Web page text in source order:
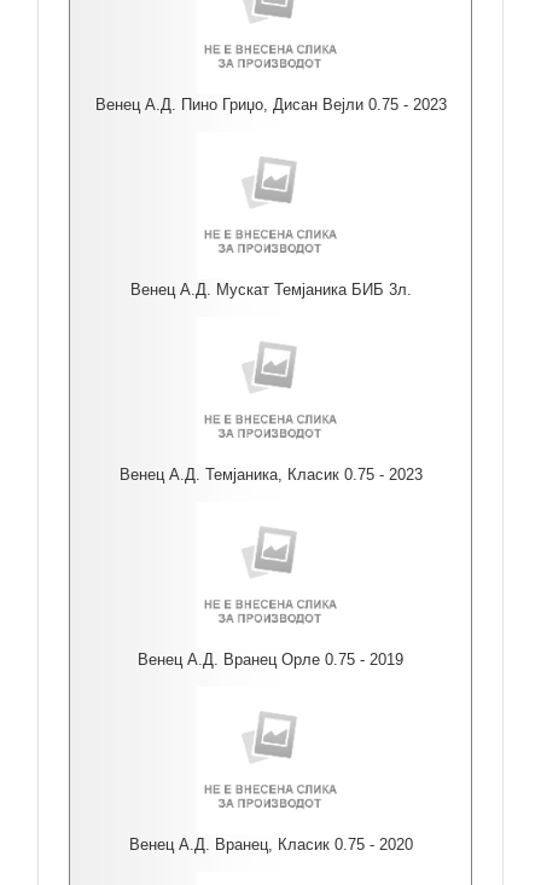
Венец А.Д. Пино Гриџо, Дисан Вејли 0.75 - 2023
Венец А.Д. Мускат Темјаника БИБ 3л.
Венец А.Д. Темјаника, Класик 0.75 - 2023
Венец А.Д. Вранец Орле 0.75 - 2019
Венец А.Д. Вранец, Класик 0.75 - 2020